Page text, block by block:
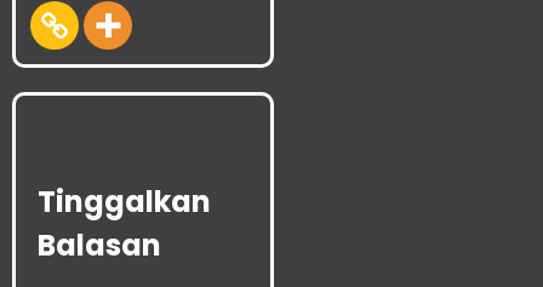
Tinggalkan
Balasan